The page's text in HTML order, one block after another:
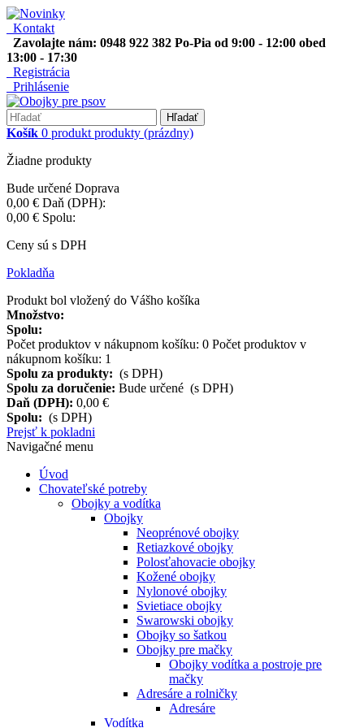
Kontakt
Zavolajte nám: 0948 922 382 Po-Pia od 9:00 - 12:00 obed
13:00 - 17:30
Registrácia
Prihlásenie
Hľadať
Košík 0 produkt produkty (prázdny)
Žiadne produkty
Bude určené Doprava
0,00 € Daň (DPH):
0,00 € Spolu:
Ceny sú s DPH
Pokladňa
Produkt bol vložený do Vášho košíka
Množstvo:
Spolu:
Počet produktov v nákupnom košíku: 0 Počet produktov v
nákupnom košíku: 1
Spolu za produkty: (s DPH)
Spolu za doručenie: Bude určené (s DPH)
Daň (DPH): 0,00 €
Spolu: (s DPH)
Prejsť k pokladni
Navigačné menu
Úvod
Chovateľské potreby
Obojky a vodítka
Obojky
Neoprénové obojky
Retiazkové obojky
Polosťahovacie obojky
Kožené obojky
Nylonové obojky
Svietiace obojky
Swarowski obojky
Obojky so šatkou
Obojky pre mačky
Obojky vodítka a postroje pre
mačky
Adresáre a rolničky
Adresáre
Vodítka